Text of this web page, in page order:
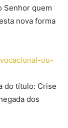
Senhor quem
nova forma
ou-
do título: Crise
dos